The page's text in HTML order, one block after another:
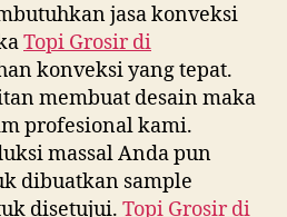
jasa konveksi
Topi Grosir di
konveksi yang tepat.
membuat desain maka
profesional kami.
massal Anda pun
dibuatkan sample
disetujui. Topi Grosir di